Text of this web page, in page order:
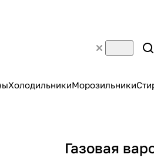
ХолодильникиМорозильники
Газовая